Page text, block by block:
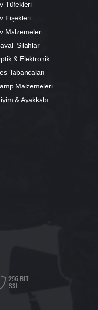
Tüfekleri
Fişekleri
Malzemeleri
Silahlar
& Elektronik
Tabancaları
Malzemeleri
& Ayakkabı